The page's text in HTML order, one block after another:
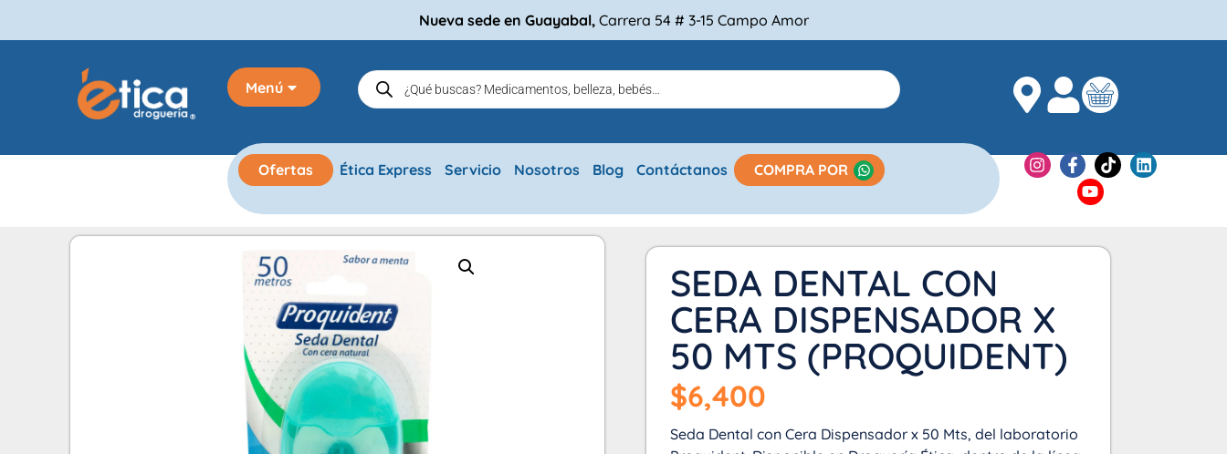
Nueva sede en Guayabal, Carrera 54 # 3-15 Campo Amor
Menú
Ofertas Ética Express Servicio Nosotros Blog Contáctanos COMPRA POR
SEDA DENTAL CON
CERA DISPENSADOR X
50 MTS (PROQUIDENT)
$6,400
Seda Dental con Cera Dispensador x 50 Mts, del laboratorio